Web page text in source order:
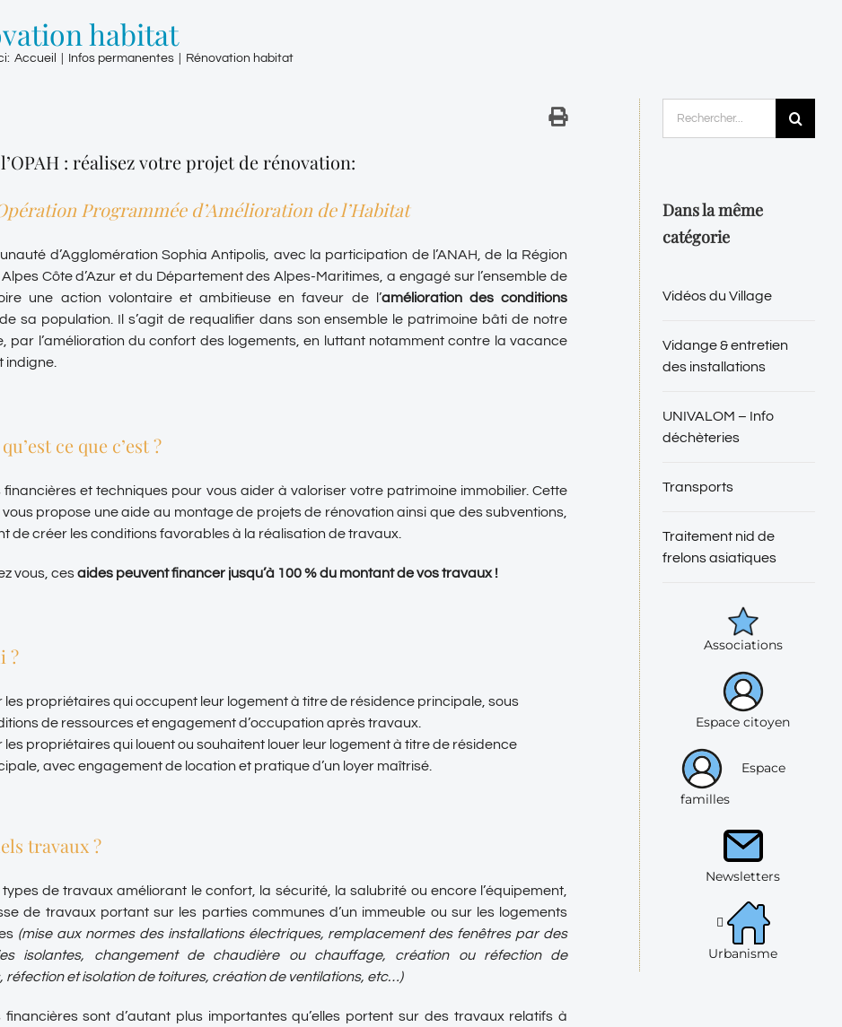
habitat
: Accueil Infos permanentes Rénovation habitat
: réalisez votre projet de rénovation:
Programmée d’Amélioration de l’Habitat
d’Agglomération Sophia Antipolis, avec la participation de l’ANAH, de la Région
Côte d’Azur et du Département des Alpes-Maritimes, a engagé sur l’ensemble de
une action volontaire et ambitieuse en faveur de l’amélioration des conditions
sa population. Il s’agit de requalifier dans son ensemble le patrimoine bâti de notre
par l’amélioration du confort des logements, en luttant notamment contre la vacance
indigne.
ce que c’est ?
financières et techniques pour vous aider à valoriser votre patrimoine immobilier. Cette
propose une aide au montage de projets de rénovation ainsi que des subventions,
de créer les conditions favorables à la réalisation de travaux.
vous, cesaides peuvent financer jusqu’à 100 % du montant de vos travaux !
?
les propriétaires qui occupent leur logement à titre de résidence principale, sous
de ressources et engagement d’occupation après travaux.
les propriétaires qui louent ou souhaitent louer leur logement à titre de résidence
avec engagement de location et pratique d’un loyer maîtrisé.
travaux ?
de travaux améliorant le confort, la sécurité, la salubrité ou encore l’équipement,
de travaux portant sur les parties communes d’un immeuble ou sur les logements
(mise aux normes des installations électriques, remplacement des fenêtres par des
isolantes, changement de chaudière ou chauffage, création ou réfection de
réfection et isolation de toitures, création de ventilations, etc…)
financières sont d’autant plus importantes qu’elles portent sur des travaux relatifs à
Dans la même
catégorie
Vidéos du Village
Vidange & entretien
des installations
UNIVALOM – Info
déchèteries
Transports
Traitement nid de
frelons asiatiques
Associations
Espace citoyen
Espace
familles
Newsletters
Urbanisme